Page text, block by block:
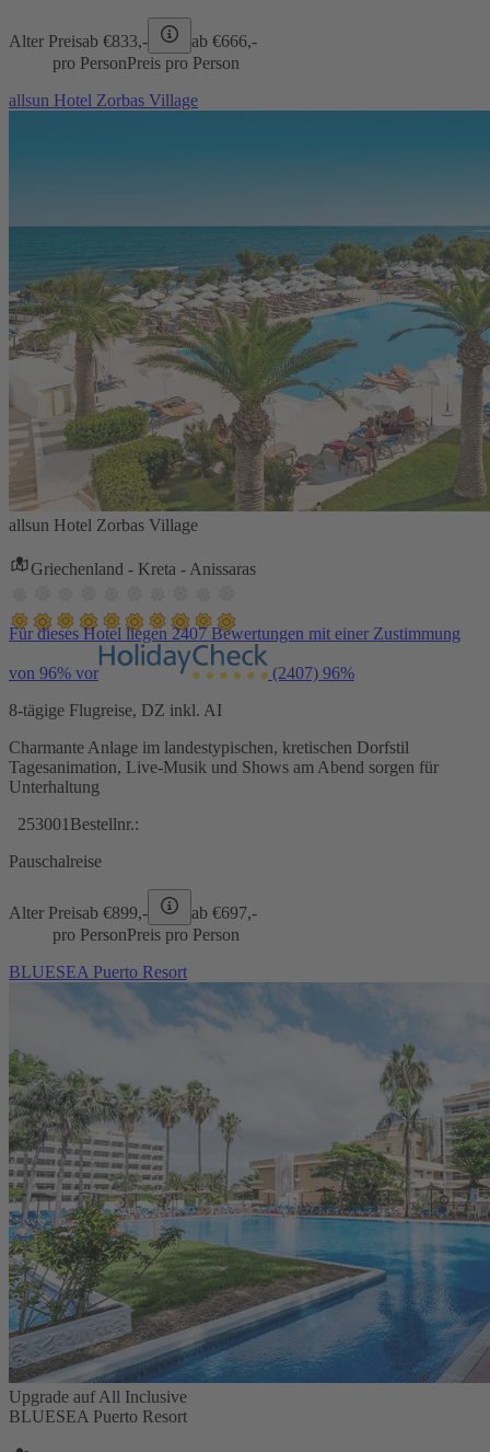
Alter Preisab €833,- ab €666,-
pro PersonPreis pro Person
allsun Hotel Zorbas Village
allsun Hotel Zorbas Village
Griechenland - Kreta - Anissaras
Für dieses Hotel liegen 2407 Bewertungen mit einer Zustimmung
von 96% vor (2407) 96%
8-tägige Flugreise, DZ inkl. AI
Charmante Anlage im landestypischen, kretischen Dorfstil
Tagesanimation, Live-Musik und Shows am Abend sorgen für
Unterhaltung
253001 Bestellnr.:
Pauschalreise
Alter Preisab €899,- ab €697,-
pro PersonPreis pro Person
BLUESEA Puerto Resort
Upgrade auf All Inclusive
BLUESEA Puerto Resort